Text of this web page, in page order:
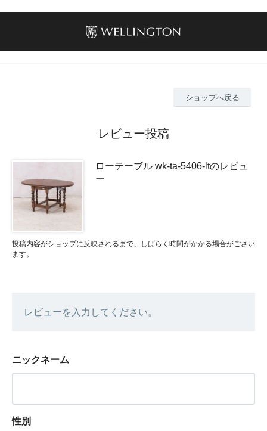
ショップへ戻る
レビュー投稿
ローテーブル wk-ta-5406-ltのレビュ
ー
投稿内容がショップに反映されるまで、しばらく時間がかかる場合がござい
ます。
レビューを入力してください。
ニックネーム
性別